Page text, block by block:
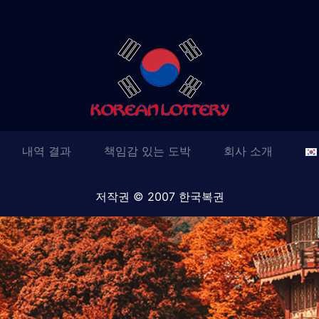
내역 결과 책임감 있는 도박 회사 소개
저작권 © 2007 한국복권